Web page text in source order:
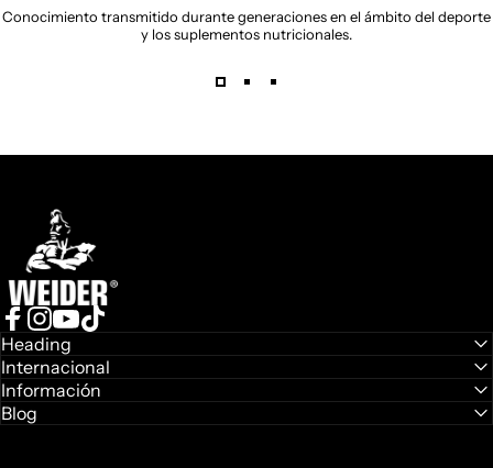
WEIDER
Deja atrás las cápsulas y cambia a una forma dulce de
cuidarte
Descubrir gummies
Conocimiento transmitido durante generaciones en el ámbito del deporte
y los suplementos nutricionales.
Weider
Facebook
Instagram
YouTube
Heading
Internacional
Información
Blog